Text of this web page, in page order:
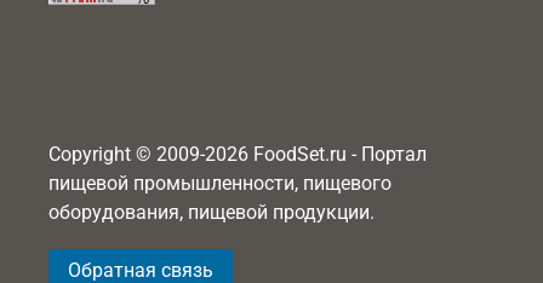
Copyright © 2009-2026 FoodSet.ru - Портал
пищевой промышленности, пищевого
оборудования, пищевой продукции.
Обратная связь